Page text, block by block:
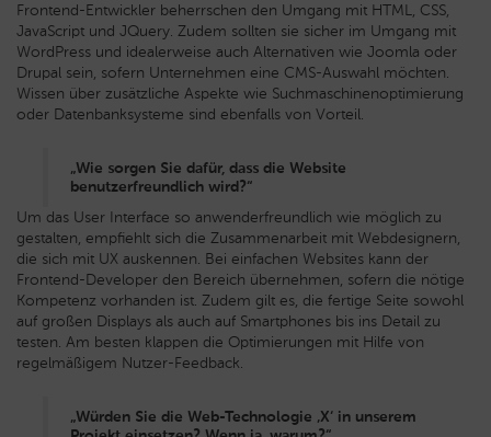
Frontend-Entwickler beherrschen den Umgang mit HTML, CSS,
JavaScript und JQuery. Zudem sollten sie sicher im Umgang mit
WordPress und idealerweise auch Alternativen wie Joomla oder
Drupal sein, sofern Unternehmen eine CMS-Auswahl möchten.
Wissen über zusätzliche Aspekte wie Suchmaschinenoptimierung
oder Datenbanksysteme sind ebenfalls von Vorteil.
„Wie sorgen Sie dafür, dass die Website
benutzerfreundlich wird?“
Um das User Interface so anwenderfreundlich wie möglich zu
gestalten, empfiehlt sich die Zusammenarbeit mit Webdesignern,
die sich mit UX auskennen. Bei einfachen Websites kann der
Frontend-Developer den Bereich übernehmen, sofern die nötige
Kompetenz vorhanden ist. Zudem gilt es, die fertige Seite sowohl
auf großen Displays als auch auf Smartphones bis ins Detail zu
testen. Am besten klappen die Optimierungen mit Hilfe von
regelmäßigem Nutzer-Feedback.
„Würden Sie die Web-Technologie ‚X‘ in unserem